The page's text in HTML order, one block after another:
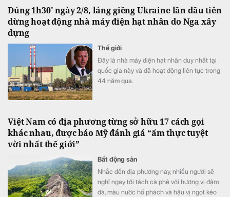
Đúng 1h30' ngày 2/8, láng giềng Ukraine lần đầu tiên
dừng hoạt động nhà máy điện hạt nhân do Nga xây
dựng
Thế giới
Đây là nhà máy điện hạt nhân duy nhất tại
quốc gia này và đã hoạt động liên tục trong
44 năm qua.
Việt Nam có địa phương từng sở hữu 17 cách gọi
khác nhau, được báo Mỹ đánh giá “ẩm thực tuyệt
vời nhất thế giới”
Bất động sản
Nhắc đến địa phương này, nhiều người sẽ
nghĩ ngay tới tách cà phê với hương vị đậm
đà, màu nước hổ phách và hậu vị ngọt kéo